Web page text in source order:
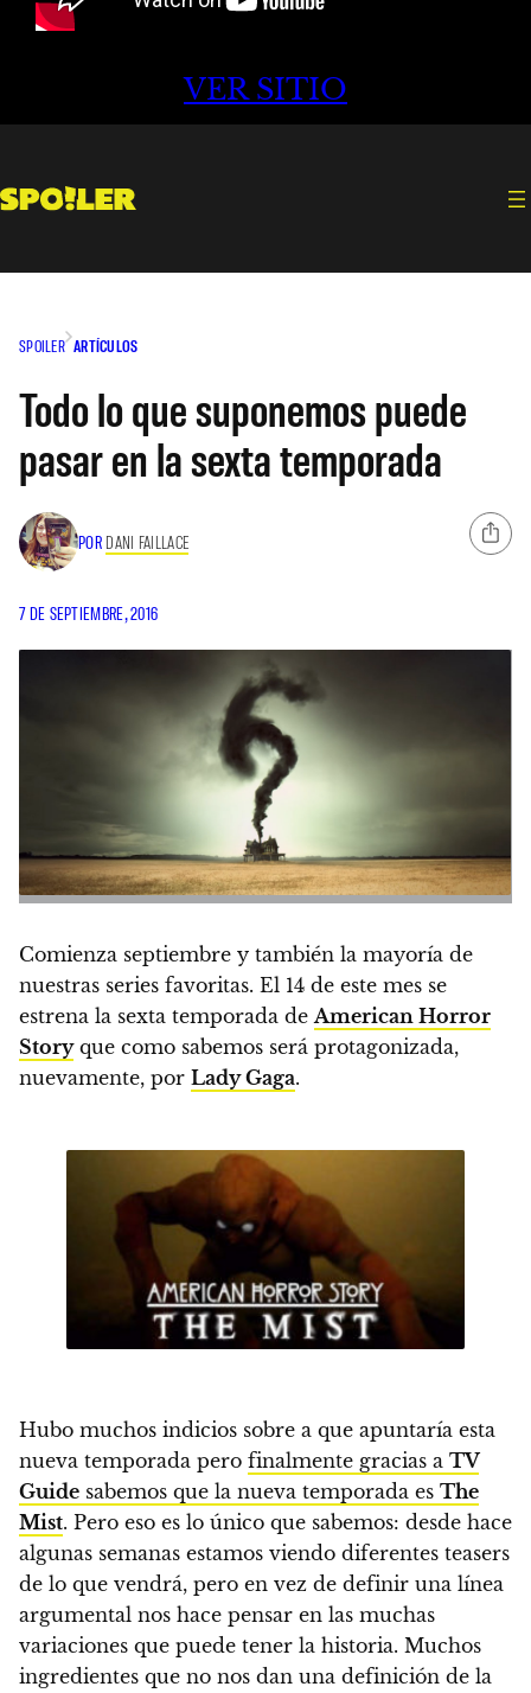
VER SITIO
SPOILER ARTÍCULOS
Todo lo que suponemos puede
pasar en la sexta temporada
POR DANI FAILLACE
7 DE SEPTIEMBRE, 2016
Comienza septiembre y también la mayoría de
nuestras series favoritas. El 14 de este mes se
estrena la sexta temporada deAmerican Horror
Storyque como sabemos será protagonizada,
nuevamente, por Lady Gaga.
Hubo muchos indicios sobre a que apuntaría esta
nueva temporada pero finalmente gracias a TV
Guide sabemos que la nueva temporada es The
Mist. Pero eso es lo único que sabemos: desde hace
algunas semanas estamos viendo diferentes teasers
de lo que vendrá, pero en vez de definir una línea
argumental nos hace pensar en las muchas
variaciones que puede tener la historia. Muchos
ingredientes que no nos dan una definición de la